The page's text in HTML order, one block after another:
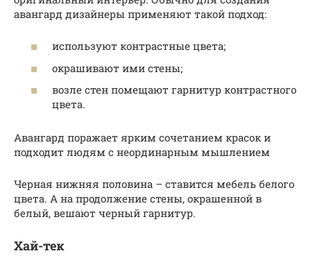
авангард дизайнеры применяют такой подход:
используют контрастные цвета;
окрашивают ими стены;
возле стен помещают гарнитур контрастного
цвета.
Авангард поражает ярким сочетанием красок и
подходит людям с неординарным мышлением
Черная нижняя половина – ставится мебель белого
цвета. А на продолжение стены, окрашенной в
белый, вешают черный гарнитур.
Хай-тек